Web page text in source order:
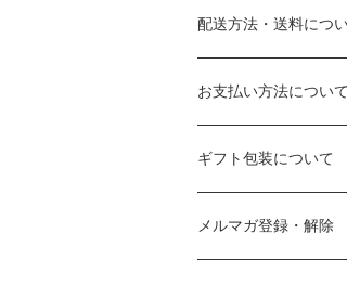
配送方法・送料につ
お支払い方法について
ギフト包装について
メルマガ登録・解除